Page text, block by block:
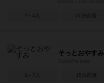
2～4人 20分前後
そっとおやすみ
3～7人 15分前後